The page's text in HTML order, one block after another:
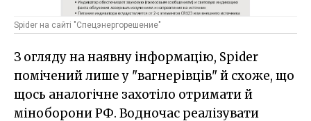
Spider на сайті "Спецэнергорешение"
З огляду на наявну інформацію, Spider
помічений лише у "вагнерівців" й схоже, що
щось аналогічне захотіло отримати й
міноборони РФ. Водночас реалізувати